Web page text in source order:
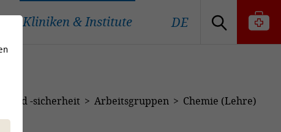
Kliniken & Institute DE
und -sicherheit Arbeitsgruppen Chemie (Lehre)